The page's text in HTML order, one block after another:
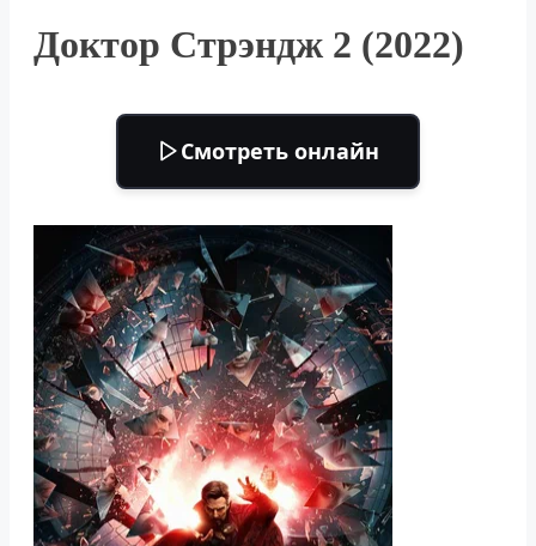
Доктор Стрэндж 2 (2022)
Смотреть онлайн